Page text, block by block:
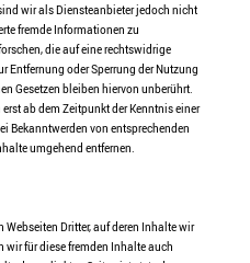
wir als Diensteanbieter jedoch nicht
fremde Informationen zu
die auf eine rechtswidrige
oder Sperrung der Nutzung
Gesetzen bleiben hiervon unberührt.
ab dem Zeitpunkt der Kenntnis einer
Bekanntwerden von entsprechenden
umgehend entfernen.
Dritter, auf deren Inhalte wir
für diese fremden Inhalte auch